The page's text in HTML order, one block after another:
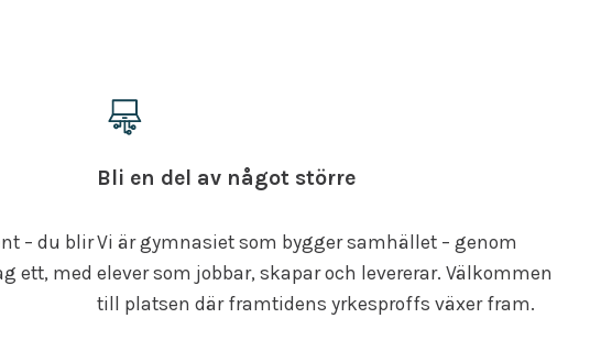
– du blir
ett, med
Bli en del av något större
Vi är gymnasiet som bygger samhället – genom
elever som jobbar, skapar och levererar. Välkommen
till platsen där framtidens yrkesproffs växer fram.